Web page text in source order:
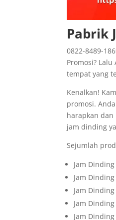
Pabrik
0822-8489-
Promosi?
tempat yang
Kenalkan!
promosi.
harapkan dan
jam dinding
Sejumlah
Jam
Jam
Jam
Jam
Jam